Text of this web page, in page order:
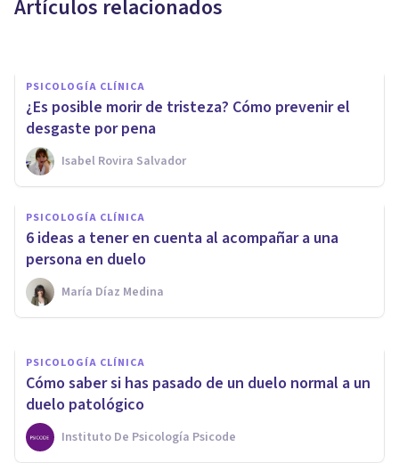
Artículos relacionados
PSICOLOGÍA CLÍNICA
¿Es posible morir de tristeza? Cómo prevenir el
desgaste por pena
Isabel Rovira Salvador
PSICOLOGÍA CLÍNICA
6 ideas a tener en cuenta al acompañar a una
persona en duelo
María Díaz Medina
5 consejos para superar el
duelo por muerte perinatal
Ester Fernández
PSICOLOGÍA CLÍNICA
Cómo saber si has pasado de un duelo normal a un
duelo patológico
Instituto De Psicología Psicode